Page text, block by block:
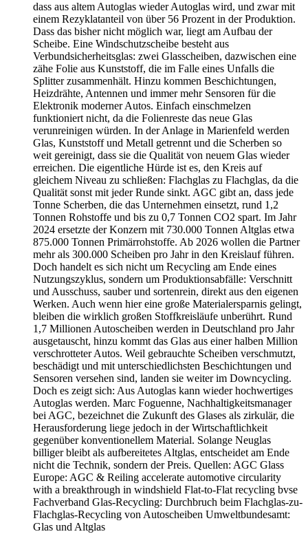
dass aus altem Autoglas wieder Autoglas wird, und zwar mit
einem Rezyklatanteil von über 56 Prozent in der Produktion.
Dass das bisher nicht möglich war, liegt am Aufbau der
Scheibe. Eine Windschutzscheibe besteht aus
Verbundsicherheitsglas: zwei Glasscheiben, dazwischen eine
zähe Folie aus Kunststoff, die im Falle eines Unfalls die
Splitter zusammenhält. Hinzu kommen Beschichtungen,
Heizdrähte, Antennen und immer mehr Sensoren für die
Elektronik moderner Autos. Einfach einschmelzen
funktioniert nicht, da die Folienreste das neue Glas
verunreinigen würden. In der Anlage in Marienfeld werden
Glas, Kunststoff und Metall getrennt und die Scherben so
weit gereinigt, dass sie die Qualität von neuem Glas wieder
erreichen. Die eigentliche Hürde ist es, den Kreis auf
gleichem Niveau zu schließen: Flachglas zu Flachglas, da die
Qualität sonst mit jeder Runde sinkt. AGC gibt an, dass jede
Tonne Scherben, die das Unternehmen einsetzt, rund 1,2
Tonnen Rohstoffe und bis zu 0,7 Tonnen CO2 spart. Im Jahr
2024 ersetzte der Konzern mit 730.000 Tonnen Altglas etwa
875.000 Tonnen Primärrohstoffe. Ab 2026 wollen die Partner
mehr als 300.000 Scheiben pro Jahr in den Kreislauf führen.
Doch handelt es sich nicht um Recycling am Ende eines
Nutzungszyklus, sondern um Produktionsabfälle: Verschnitt
und Ausschuss, sauber und sortenrein, direkt aus den eigenen
Werken. Auch wenn hier eine große Materialersparnis gelingt,
bleiben die wirklich großen Stoffkreisläufe unberührt. Rund
1,7 Millionen Autoscheiben werden in Deutschland pro Jahr
ausgetauscht, hinzu kommt das Glas aus einer halben Million
verschrotteter Autos. Weil gebrauchte Scheiben verschmutzt,
beschädigt und mit unterschiedlichsten Beschichtungen und
Sensoren versehen sind, landen sie weiter im Downcycling.
Doch es zeigt sich: Aus Autoglas kann wieder hochwertiges
Autoglas werden. Marc Foguenne, Nachhaltigkeitsmanager
bei AGC, bezeichnet die Zukunft des Glases als zirkulär, die
Herausforderung liege jedoch in der Wirtschaftlichkeit
gegenüber konventionellem Material. Solange Neuglas
billiger bleibt als aufbereitetes Altglas, entscheidet am Ende
nicht die Technik, sondern der Preis. Quellen: AGC Glass
Europe: AGC & Reiling accelerate automotive circularity
with a breakthrough in windshield Flat-to-Flat recycling bvse
Fachverband Glas-Recycling: Durchbruch beim Flachglas-zu-
Flachglas-Recycling von Autoscheiben Umweltbundesamt:
Glas und Altglas